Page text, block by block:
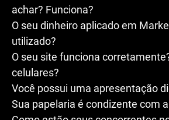
achar? Funciona?
O seu dinheiro aplicado em
utilizado?
O seu site funciona
celulares?
Você possui uma apresentação
Sua papelaria é condizente com